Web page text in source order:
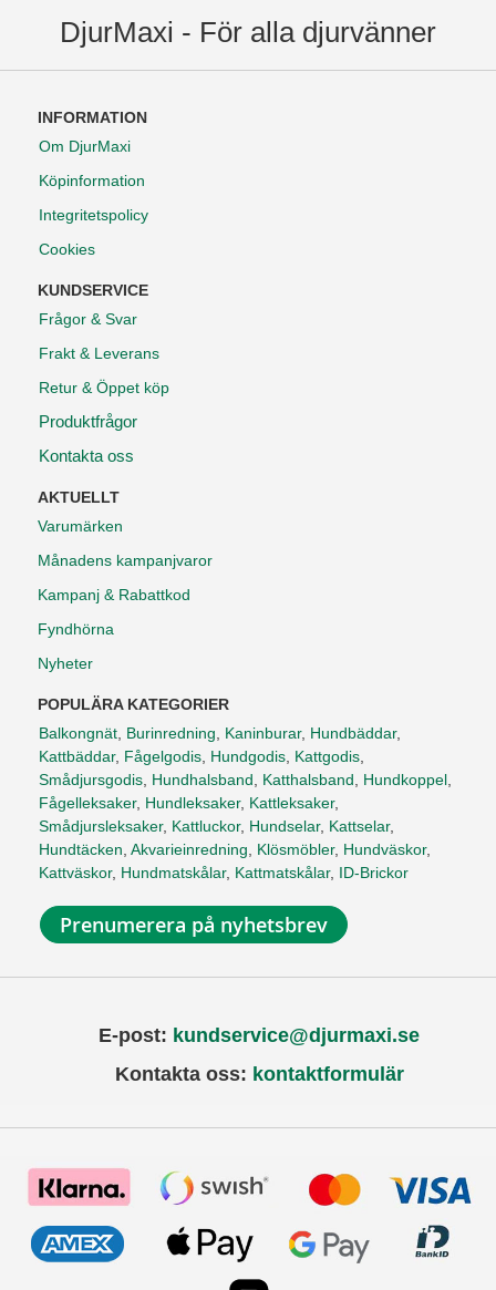
DjurMaxi - För alla djurvänner
INFORMATION
Om DjurMaxi
Köpinformation
Integritetspolicy
Cookies
KUNDSERVICE
Frågor & Svar
Frakt & Leverans
Retur & Öppet köp
Produktfrågor
Kontakta oss
AKTUELLT
Varumärken
Månadens kampanjvaror
Kampanj & Rabattkod
Fyndhörna
Nyheter
POPULÄRA KATEGORIER
Balkongnät, Burinredning, Kaninburar, Hundbäddar,
Kattbäddar, Fågelgodis, Hundgodis, Kattgodis,
Smådjursgodis, Hundhalsband, Katthalsband, Hundkoppel,
Fågelleksaker, Hundleksaker, Kattleksaker,
Smådjursleksaker, Kattluckor, Hundselar, Kattselar,
Hundtäcken, Akvarieinredning, Klösmöbler, Hundväskor,
Kattväskor, Hundmatskålar, Kattmatskålar, ID-Brickor
Prenumerera på nyhetsbrev
E-post: kundservice@djurmaxi.se
Kontakta oss: kontaktformulär